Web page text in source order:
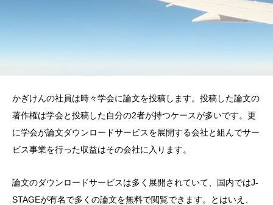
かぎけんの社員は時々学会に論文を投稿します。投稿した論文の
著作権は学会と投稿した自分の2者が持つケースが多いです。更
に学会が論文ダウンロードサービスを展開する会社と組んでサー
ビス事業を行った収益はその会社に入ります。
論文のダウンロードサービスは多く展開されていて、国内ではJ-
STAGEが有名で多くの論文を無料で閲覧できます。とはいえ、